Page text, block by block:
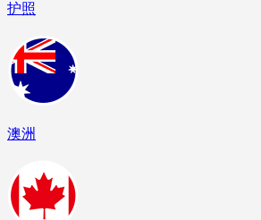
护照
澳洲